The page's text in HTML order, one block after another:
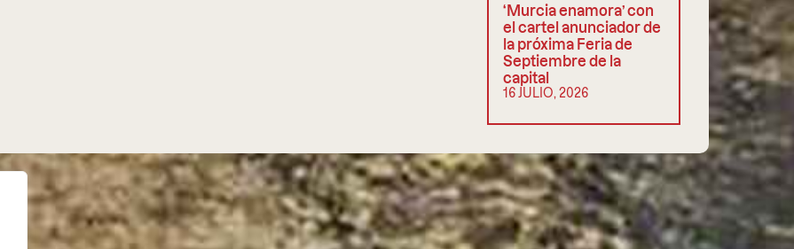
‘Murcia enamora’ con
el cartel anunciador de
la próxima Feria de
Septiembre de la
capital
16 JULIO, 2026